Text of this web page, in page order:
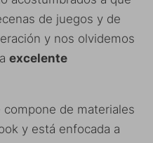
de juegos y de
y nos olvidemos
excelente
compone de materiales
y está enfocada a